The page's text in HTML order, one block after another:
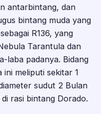
antarbintang, dan
bintang muda yang
R136, yang
Tarantula dan
laba padanya. Bidang
meliputi sekitar 1
sudut 2 Bulan
rasi bintang Dorado.